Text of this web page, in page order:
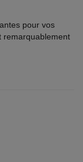
pour vos
remarquablement